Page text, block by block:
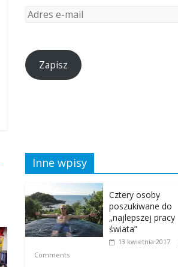
Zapisz
Inne wpisy
Cztery osoby
poszukiwane do
„najlepszej pracy
świata”
13 kwietnia 2017
Comments